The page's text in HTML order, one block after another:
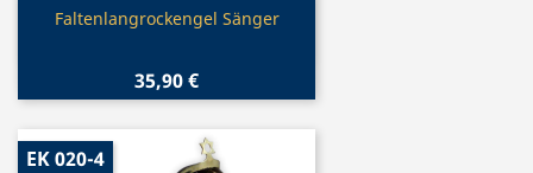
Vorschau
Faltenlangrockengel Sänger
35,90 €
EK 020-4